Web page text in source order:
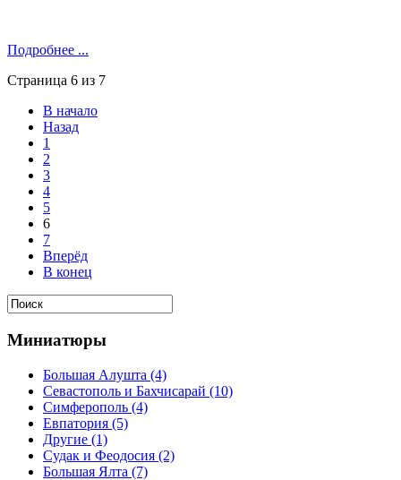
Подробнее ...
Страница 6 из 7
В начало
Назад
1
2
3
4
5
6
7
Вперёд
В конец
Миниатюры
Большая Алушта (4)
Севастополь и Бахчисарай (10)
Симферополь (4)
Евпатория (5)
Другие (1)
Судак и Феодосия (2)
Большая Ялта (7)